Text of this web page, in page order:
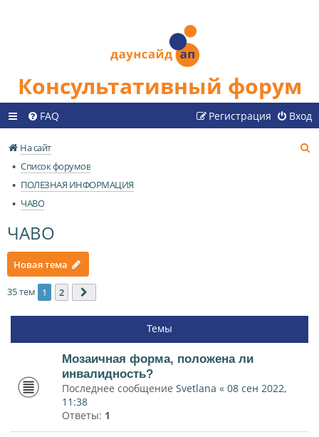
Консультативный форум
FAQ Вход
Регистрация
На сайт
Список форумов
ПОЛЕЗНАЯ ИНФОРМАЦИЯ
ЧАВО
ЧАВО
Новая тема
35 тем 1 2
Темы
Мозаичная форма, положена ли
инвалидность?
Последнее сообщение Svetlana « 08 сен 2022,
11:38
Ответы: 1